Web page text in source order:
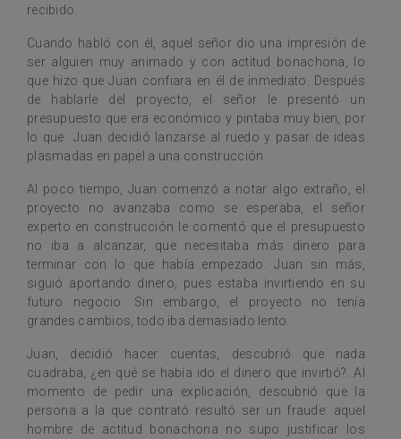
recibido.
Cuando habló con él, aquel señor dio una impresión de
ser alguien muy animado y con actitud bonachona, lo
que hizo que Juan confiara en él de inmediato. Después
de hablarle del proyecto, el señor le presentó un
presupuesto que era económico y pintaba muy bien, por
lo que Juan decidió lanzarse al ruedo y pasar de ideas
plasmadas en papel a una construcción.
Al poco tiempo, Juan comenzó a notar algo extraño, el
proyecto no avanzaba como se esperaba, el señor
experto en construcción le comentó que el presupuesto
no iba a alcanzar, que necesitaba más dinero para
terminar con lo que había empezado. Juan sin más,
siguió aportando dinero, pues estaba invirtiendo en su
futuro negocio. Sin embargo, el proyecto no tenía
grandes cambios, todo iba demasiado lento.
Juan, decidió hacer cuentas, descubrió que nada
cuadraba, ¿en qué se había ido el dinero que invirtió?. Al
momento de pedir una explicación, descubrió que la
persona a la que contrató resultó ser un fraude: aquel
hombre de actitud bonachona no supo justificar los